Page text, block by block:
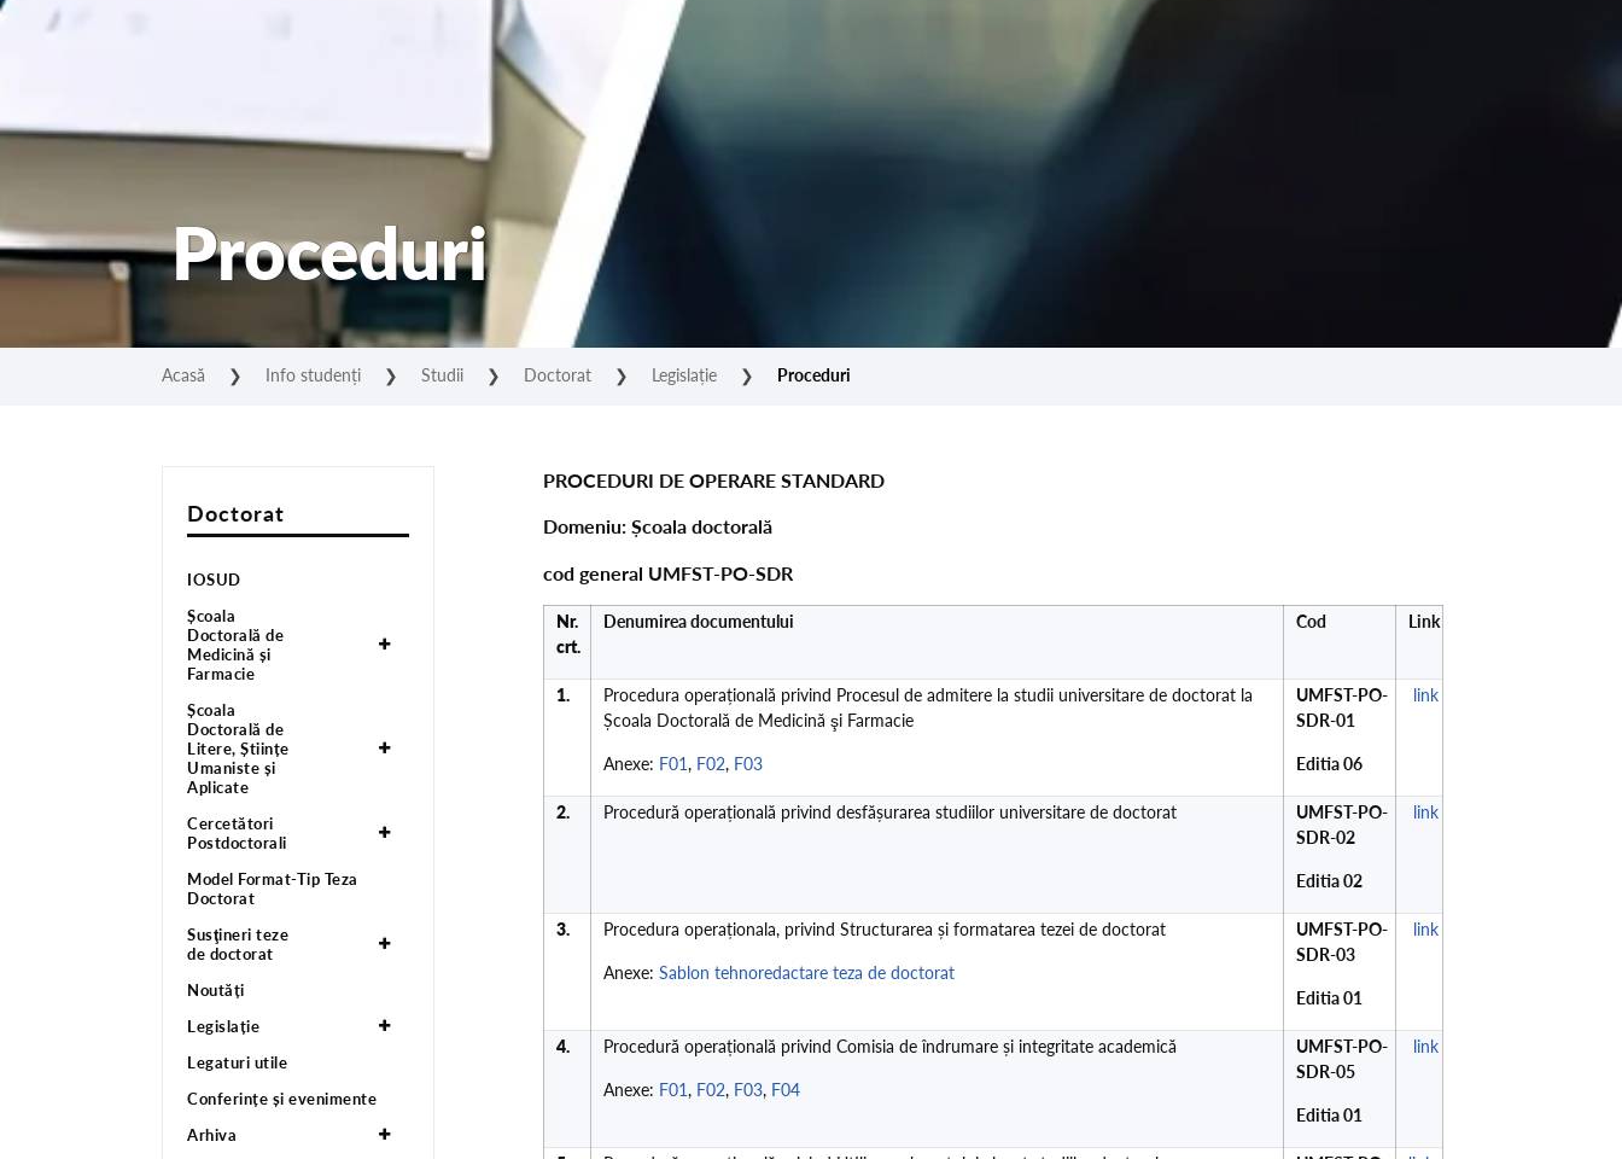
Proceduri
Acasă ❯ Info studenți ❯ Studii ❯ Doctorat ❯ Legislație ❯ Proceduri
Doctorat
IOSUD
Școala
Doctorală de
Medicină și
Farmacie
Școala
Doctorală de
Litere, Științe
Umaniste și
Aplicate
Cercetători
Postdoctorali
Model Format-Tip Teza
Doctorat
Susţineri teze
de doctorat
Noutăți
Legislație
Legaturi utile
Conferințe și evenimente
Arhiva
PROCEDURI DE OPERARE STANDARD
Domeniu: Școala doctorală
cod general UMFST-PO-SDR
Nr.
crt.
Denumirea documentului Cod Link
1.
Procedura operațională privind Procesul de admitere la studii universitare de doctorat la
Școala Doctorală de Medicină şi Farmacie
Anexe: F01, F02, F03
UMFST-PO-
SDR-01
Editia 06
link
2. Procedură operațională privind desfășurarea studiilor universitare de doctorat
UMFST-PO-
SDR-02
Editia 02
link
3.
Procedura operaționala, privind Structurarea și formatarea tezei de doctorat
Anexe: Sablon tehnoredactare teza de doctorat
UMFST-PO-
SDR-03
Editia 01
link
4.
Procedură operațională privind Comisia de îndrumare și integritate academică
Anexe: F01, F02, F03, F04
UMFST-PO-
SDR-05
Editia 01
link